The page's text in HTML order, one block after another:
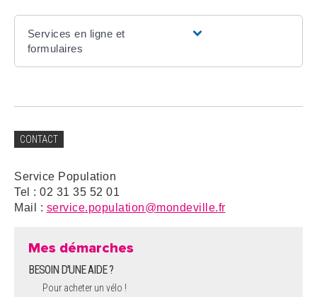
Services en ligne et
formulaires
CONTACT
Service Population
Tel : 02 31 35 52 01
Mail : service.population@mondeville.fr
Mes démarches
BESOIN D'UNE AIDE ?
Pour acheter un vélo !